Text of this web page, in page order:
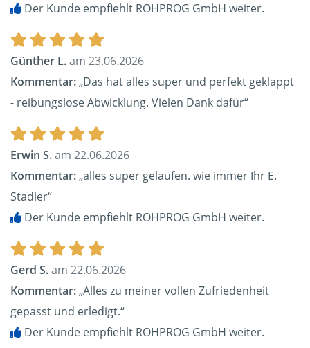
Der Kunde empfiehlt ROHPROG GmbH weiter.
Günther L.am 23.06.2026
Kommentar:„Das hat alles super und perfekt geklappt
- reibungslose Abwicklung. Vielen Dank dafür“
Erwin S.am 22.06.2026
Kommentar:„alles super gelaufen. wie immer Ihr E.
Stadler“
Der Kunde empfiehlt ROHPROG GmbH weiter.
Gerd S.am 22.06.2026
Kommentar:„Alles zu meiner vollen Zufriedenheit
gepasst und erledigt.“
Der Kunde empfiehlt ROHPROG GmbH weiter.